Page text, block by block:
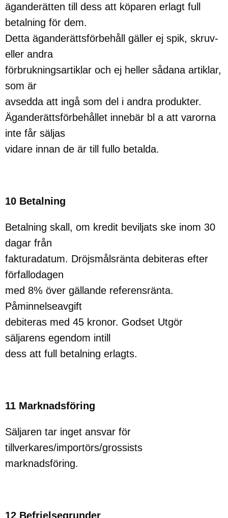
äganderätten till dess att köparen erlagt full
betalning för dem.
Detta äganderättsförbehåll gäller ej spik, skruv-
eller andra
förbrukningsartiklar och ej heller sådana artiklar,
som är
avsedda att ingå som del i andra produkter.
Äganderättsförbehållet innebär bl a att varorna
inte får säljas
vidare innan de är till fullo betalda.
10 Betalning
Betalning skall, om kredit beviljats ske inom 30
dagar från
fakturadatum. Dröjsmålsränta debiteras efter
förfallodagen
med 8% över gällande referensränta.
Påminnelseavgift
debiteras med 45 kronor. Godset Utgör
säljarens egendom intill
dess att full betalning erlagts.
11 Marknadsföring
Säljaren tar inget ansvar för
tillverkares/importörs/grossists
marknadsföring.
12 Befrielsegrunder